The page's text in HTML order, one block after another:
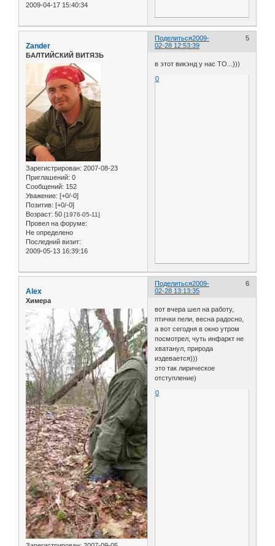
2009-04-17 15:40:34
Поделиться 5
2009-
02-28 12:53:39
Zander
БАЛТИЙСКИЙ ВИТЯЗЬ
Зарегистрирован: 2007-08-23
Приглашений: 0
Сообщений: 152
Уважение: [+0/-0]
Позитив: [+0/-0]
Возраст: 50 [1976-05-11]
Провел на форуме:
Не определено
Последний визит:
2009-05-13 16:39:16
в этот викэнд у нас ТО...)))
0
Поделиться 6
2009-
02-28 13:13:35
Alex
Химера
вот вчера шел на работу,
птички пели, весна радосно,
а вот сегодня в окно утром
посмотрел, чуть инфаркт не
хватанул, природа
издевается)))
это так лирическое
отступление)
0